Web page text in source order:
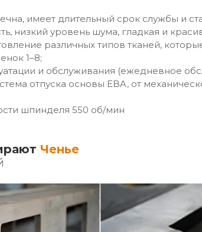
имеет длительный срок службы и
низкий уровень шума, гладкая и
различных типов тканей,
1–8;
и обслуживания (ежедневное
отпуска основы EBA, от
шпинделя 550 об/мин
Ченье